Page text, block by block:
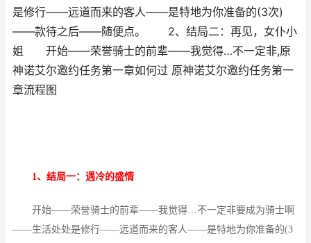
是修行——远道而来的客人——是特地为你准备的(3次)
——款待之后——随便点。 2、结局二：再见，女仆小
姐 开始——荣誉骑士的前辈——我觉得…不一定非,原
神诺艾尔邀约任务第一章如何过 原神诺艾尔邀约任务第一
章流程图
1、结局一：遇冷的盛情
开始——荣誉骑士的前辈——我觉得…不一定非要成为骑士啊
——生活处处是修行——远道而来的客人——是特地为你准备的(3